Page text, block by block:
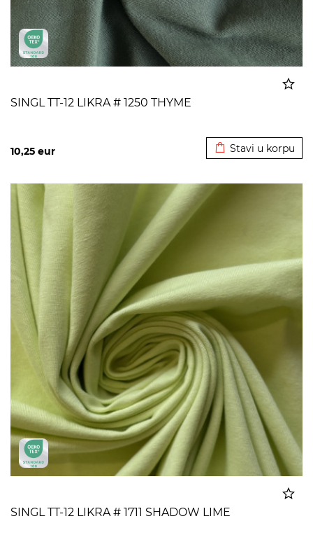
SINGL TT-12 LIKRA # 1250 THYME
10,25 eur Stavi u korpu
SINGL TT-12 LIKRA # 1711 SHADOW LIME